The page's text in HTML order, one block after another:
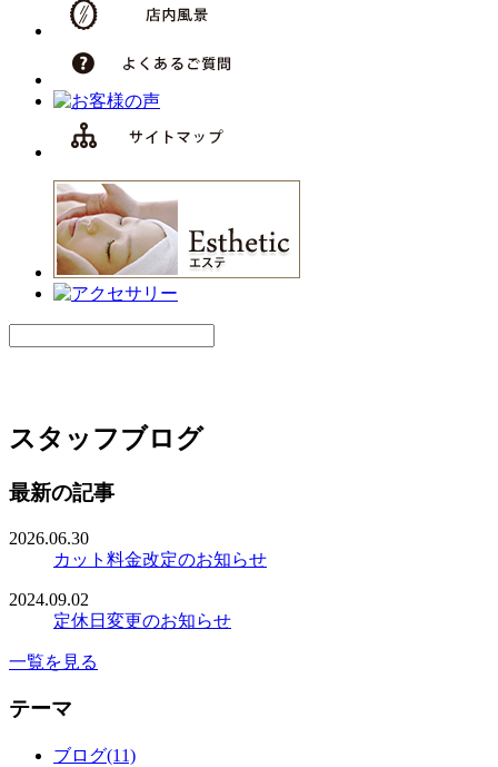
スタッフブログ
最新の記事
2026.06.30
カット料金改定のお知らせ
2024.09.02
定休日変更のお知らせ
一覧を見る
テーマ
ブログ(11)